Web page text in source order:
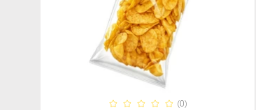
(0)